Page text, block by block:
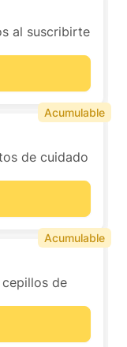
al suscribirte
de cuidado
Acumulable
cepillos de
Acumulable